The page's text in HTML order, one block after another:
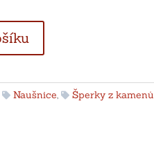
Naušnice, Šperky z kamenů